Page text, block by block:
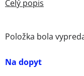
Na dopyt
Položka bola